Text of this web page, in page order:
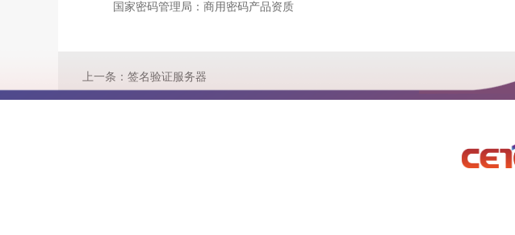
国家密码管理局：商用密码产品资质
上一条：签名验证服务器